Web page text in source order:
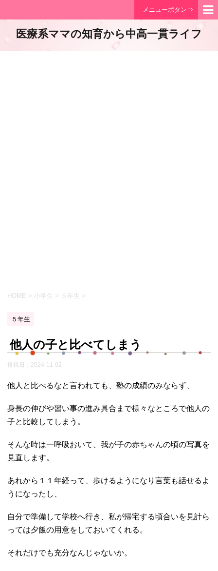
メニューボタン⇒
医療系ママの知育から中高一貫ライフ
HOME > 小学生 > ５年生 >
５年生
他人の子と比べてしまう
投稿日： 2024-11-02
他人と比べるなと言われても、塾の成績のみならず、
身長の伸びや習い事の進み具合まで様々なところで他人の
子と比較してしまう。
そんな時は一呼吸おいて、我が子の赤ちゃんの頃の写真を
見直します。
あれから１１年経って、歩けるようになり言葉も話せるよ
うになったし、
自分で準備して学校へ行き、私が帰宅する頃合いを見計ら
っては夕飯の用意をしておいてくれる。
それだけでも充分なんじゃないか。